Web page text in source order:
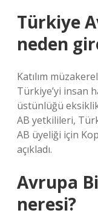
Türkiye
neden
Katılım
Türkiye’yi insan
üstünlüğü
AB yetkilileri,
AB üyeliği için
açıkladı.
Avrupa
neresi?